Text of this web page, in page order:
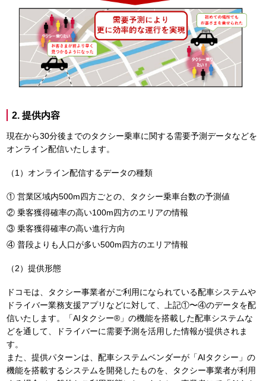
2. 提供内容
現在から30分後までのタクシー乗車に関する需要予測データなどを
オンライン配信いたします。
（1）オンライン配信するデータの種類
営業区域内500m四方ごとの、タクシー乗車台数の予測値
乗客獲得確率の高い100m四方のエリアの情報
乗客獲得確率の高い進行方向
普段よりも人口が多い500m四方のエリア情報
（2）提供形態
ドコモは、タクシー事業者がご利用になられている配車システムや
ドライバー業務支援アプリなどに対して、上記①〜④のデータを配
信いたします。「AIタクシー®」の機能を搭載した配車システムな
どを通して、ドライバーに需要予測を活用した情報が提供されま
す。
また、提供パターンは、配車システムベンダーが「AIタクシー」の
機能を搭載するシステムを開発したものを、タクシー事業者が利用